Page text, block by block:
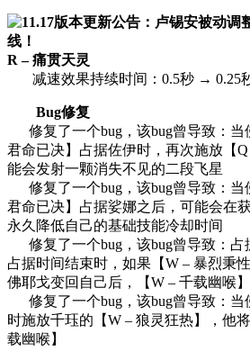
R – 痛贯天灵
减速效果持续时间：0.5秒 → 0.25
Bug修复
修复了一个bug，该bug曾导致：当
君命已决】占据佐伊时，再次施放【
能会发射一颗消失不见的二段飞星
修复了一个bug，该bug曾导致：当
君命已决】占据娑娜之后，可能会在
永久降低自己的基础技能冷却时间
修复了一个bug，该bug曾导致：占
占据时间结束时，如果【W – 暴烈秉
佛耶戈变回自己后，【W – 千载幽喉
修复了一个bug，该bug曾导致：当
时施放千珏的【W – 狼灵狂热】，他
载幽喉】